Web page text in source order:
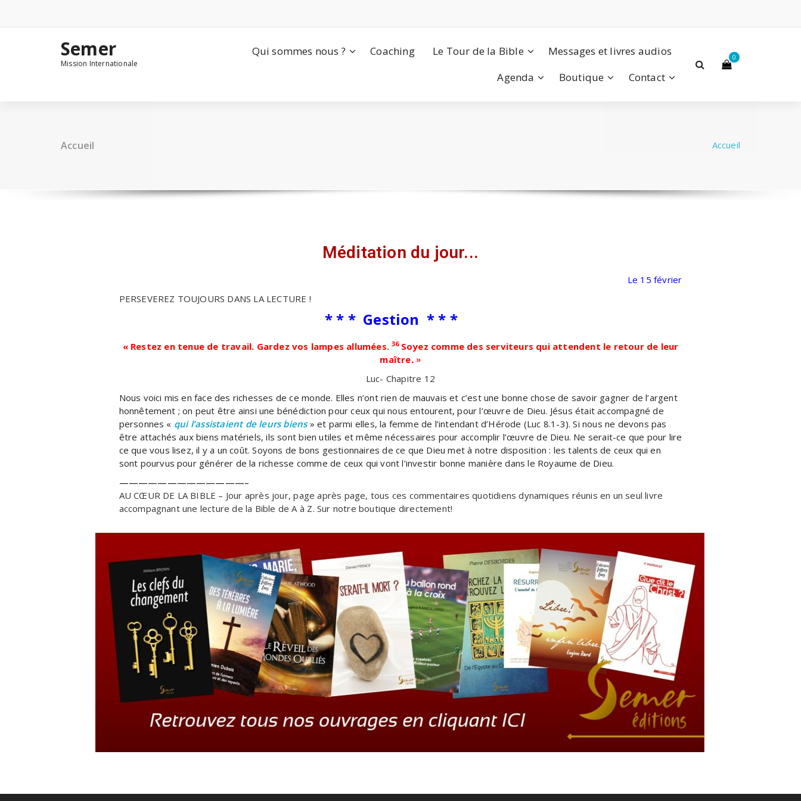
Semer
Mission Internationale
Qui sommes nous ? Coaching Le Tour de la Bible
Messages et livres audios
Agenda
Boutique Contact
0
Accueil Accueil
Méditation du jour...
Le 15 février
PERSEVEREZ TOUJOURS DANS LA LECTURE !
* * * Gestion* * *
« Restez en tenue de travail. Gardez vos lampes allumées.36 Soyez comme des serviteurs qui attendent le retour de leur
maître. »
Luc- Chapitre 12
Nous voici mis en face des richesses de ce monde. Elles n’ont rien de mauvais et c’est une bonne chose de savoir gagner de l’argent
honnêtement ; on peut être ainsi une bénédiction pour ceux qui nous entourent, pour l’œuvre de Dieu. Jésus était accompagné de
personnes « qui l’assistaient de leurs biens» et parmi elles, la femme de l’intendant d’Hérode (Luc 8.1-3). Si nous ne devons pas
être attachés aux biens matériels, ils sont bien utiles et même nécessaires pour accomplir l’œuvre de Dieu. Ne serait-ce que pour lire
ce que vous lisez, il y a un coût. Soyons de bons gestionnaires de ce que Dieu met à notre disposition : les talents de ceux qui en
sont pourvus pour générer de la richesse comme de ceux qui vont l’investir bonne manière dans le Royaume de Dieu.
—————————————–
AU CŒUR DE LA BIBLE – Jour après jour, page après page, tous ces commentaires quotidiens dynamiques réunis en un seul livre
accompagnant une lecture de la Bible de A à Z. Sur notre boutique directement!